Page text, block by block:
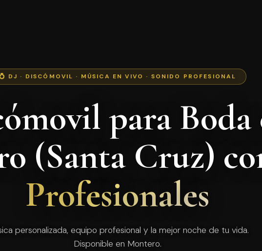
DJ · DISCÓMOVIL · MÚSICA EN VIVO · SONIDO PROFESIONAL
para Boda
(Santa Cruz)
Profesionales
personalizada, equipo profesional y la mejor noche de tu vida.
Disponible en Montero.